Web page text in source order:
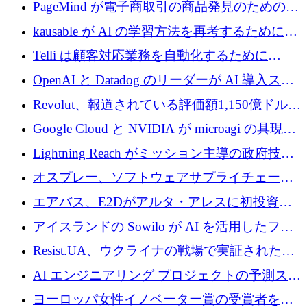
てステルスから浮上
PageMind が電子商取引の商品発見のための
AI を拡張するために 120 万ユーロを調達
kausable が AI の学習方法を再考するために
1,200 万ユーロを調達
Telli は顧客対応業務を自動化するために
1,500 万ドルのシードを確保
OpenAI と Datadog のリーダーが AI 導入スタ
ートアップ Arrakis を支援
Revolut、報道されている評価額1,150億ドルで
の新たな二次株式売却を確認
Google Cloud と NVIDIA が microagi の具現化
された AI の野望を推進
Lightning Reach がミッション主導の政府技術
グループとしてポートフォリオを拡大し ETG
に買収
オスプレー、ソフトウェアサプライチェーン
攻撃を阻止するために265万ドルを確保
エアバス、E2Dがアルタ・アレスに初投資、
欧州防衛技術ファンドに5億ユーロを拠出
アイスランドの Sowilo が AI を活用したファ
ッション製品インテリジェンス プラットフォ
ームを拡大するためにプレシードを調達
Resist.UA、ウクライナの戦場で実証された防
衛技術を拡大するために5,000万ユーロの欧州
基金を立ち上げる
AI エンジニアリング プロジェクトの予測スタ
ートアップ Cascade が a16z アクセラレータか
ヨーロッパ女性イノベーター賞の受賞者を紹